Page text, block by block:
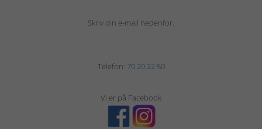
Skriv din e-mail nedenfor.
Telefon: 70 20 22 50
Vi er på Facebook